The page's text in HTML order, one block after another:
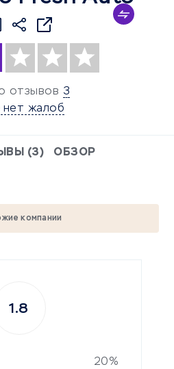
отзывов 3
жалоб
(3) ОБЗОР
компании
20%
1.8